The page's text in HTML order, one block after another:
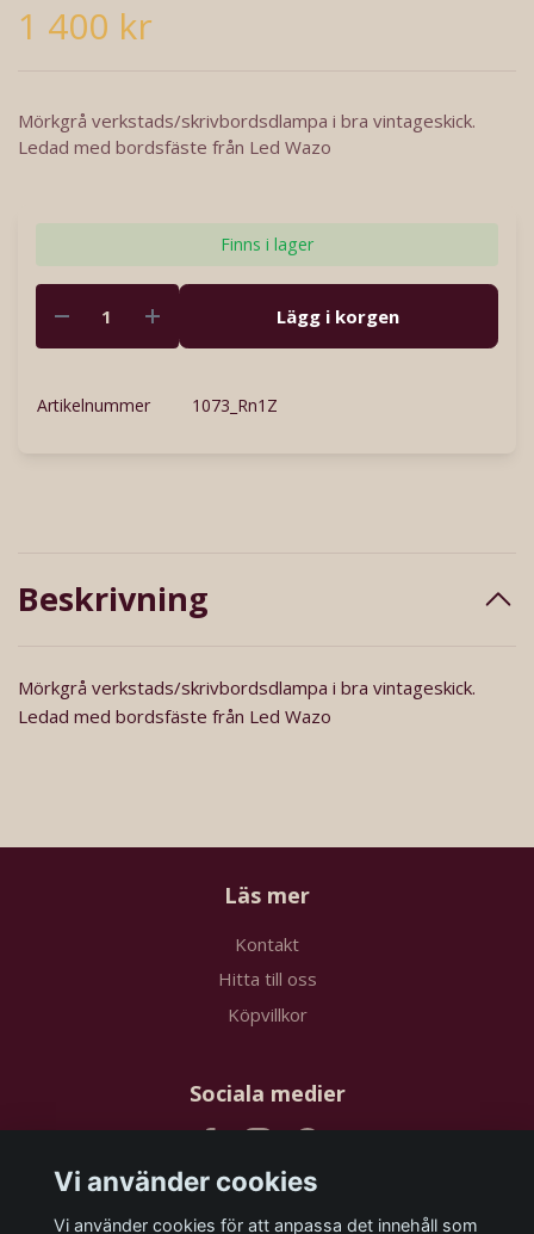
1 400 kr
Mörkgrå verkstads/skrivbordsdlampa i bra vintageskick.
Ledad med bordsfäste från Led Wazo
Finns i lager
Lägg i korgen
Artikelnummer 1073_Rn1Z
Beskrivning
Mörkgrå verkstads/skrivbordsdlampa i bra vintageskick.
Ledad med bordsfäste från Led Wazo
Läs mer
Kontakt
Hitta till oss
Köpvillkor
Sociala medier
Vi använder cookies
Vi använder cookies för att anpassa det innehåll som